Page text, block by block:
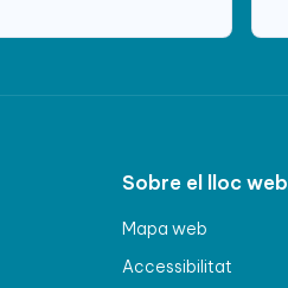
Sobre el lloc web
Mapa web
Accessibilitat